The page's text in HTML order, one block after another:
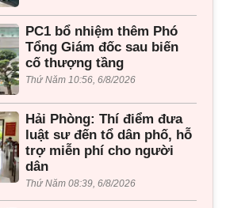
PC1 bổ nhiệm thêm Phó
Tổng Giám đốc sau biến
cố thượng tầng
Thứ Năm 10:56, 6/8/2026
Hải Phòng: Thí điểm đưa
luật sư đến tổ dân phố, hỗ
trợ miễn phí cho người
dân
Thứ Năm 08:39, 6/8/2026